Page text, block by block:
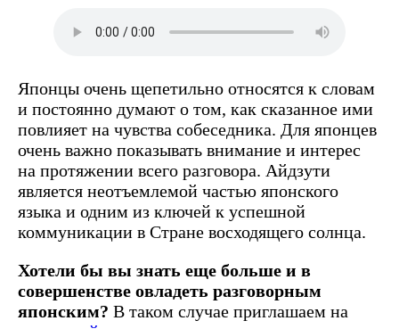
Японцы очень щепетильно относятся к словам
и постоянно думают о том, как сказанное ими
повлияет на чувства собеседника. Для японцев
очень важно показывать внимание и интерес
на протяжении всего разговора. Айдзути
является неотъемлемой частью японского
языка и одним из ключей к успешной
коммуникации в Стране восходящего солнца.
Хотели бы вы знать еще больше и в
совершенстве овладеть разговорным
японским? В таком случае приглашаем на